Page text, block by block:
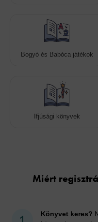
Bogyó és Babóca játékok
Ifjúsági könyvek
Miért
Könyvet keres?